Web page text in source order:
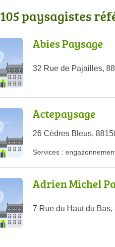
105 paysagistes
Abies Paysage
32 Rue de Pajailles,
Actepaysage
26 Cèdres Bleus,
Services :
Adrien Michel
7 Rue du Haut du